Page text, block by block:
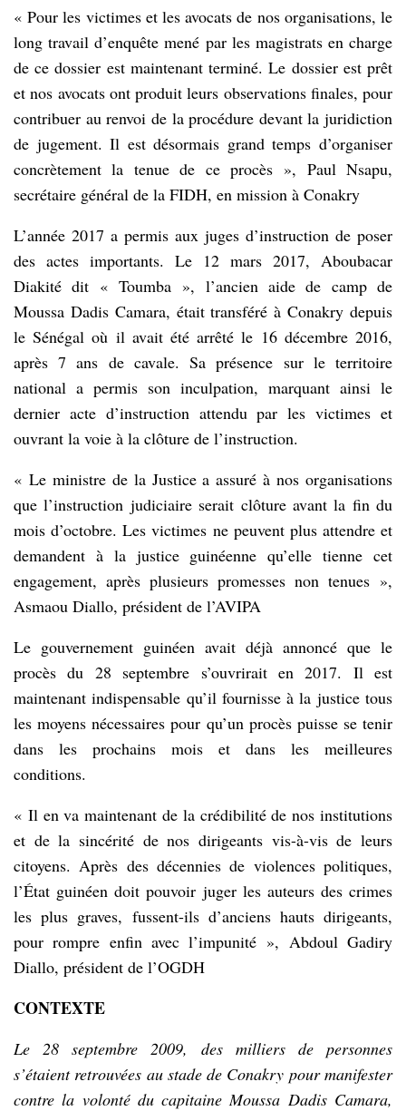
« Pour les victimes et les avocats de nos organisations, le
long travail d’enquête mené par les magistrats en charge
de ce dossier est maintenant terminé. Le dossier est prêt
et nos avocats ont produit leurs observations finales, pour
contribuer au renvoi de la procédure devant la juridiction
de jugement. Il est désormais grand temps d’organiser
concrètement la tenue de ce procès », Paul Nsapu,
secrétaire général de la FIDH, en mission à Conakry
L’année 2017 a permis aux juges d’instruction de poser
des actes importants. Le 12 mars 2017, Aboubacar
Diakité dit « Toumba », l’ancien aide de camp de
Moussa Dadis Camara, était transféré à Conakry depuis
le Sénégal où il avait été arrêté le 16 décembre 2016,
après 7 ans de cavale. Sa présence sur le territoire
national a permis son inculpation, marquant ainsi le
dernier acte d’instruction attendu par les victimes et
ouvrant la voie à la clôture de l’instruction.
« Le ministre de la Justice a assuré à nos organisations
que l’instruction judiciaire serait clôture avant la fin du
mois d’octobre. Les victimes ne peuvent plus attendre et
demandent à la justice guinéenne qu’elle tienne cet
engagement, après plusieurs promesses non tenues »,
Asmaou Diallo, président de l’AVIPA
Le gouvernement guinéen avait déjà annoncé que le
procès du 28 septembre s’ouvrirait en 2017. Il est
maintenant indispensable qu’il fournisse à la justice tous
les moyens nécessaires pour qu’un procès puisse se tenir
dans les prochains mois et dans les meilleures
conditions.
« Il en va maintenant de la crédibilité de nos institutions
et de la sincérité de nos dirigeants vis-à-vis de leurs
citoyens. Après des décennies de violences politiques,
l’État guinéen doit pouvoir juger les auteurs des crimes
les plus graves, fussent-ils d’anciens hauts dirigeants,
pour rompre enfin avec l’impunité », Abdoul Gadiry
Diallo, président de l’OGDH
CONTEXTE
Le 28 septembre 2009, des milliers de personnes
s’étaient retrouvées au stade de Conakry pour manifester
contre la volonté du capitaine Moussa Dadis Camara,